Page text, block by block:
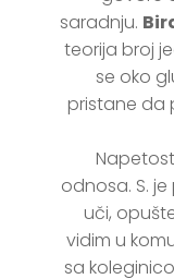
saradnju.
teorija broj
se oko
pristane da
odnosa. S.
uči,
vidim u
sa